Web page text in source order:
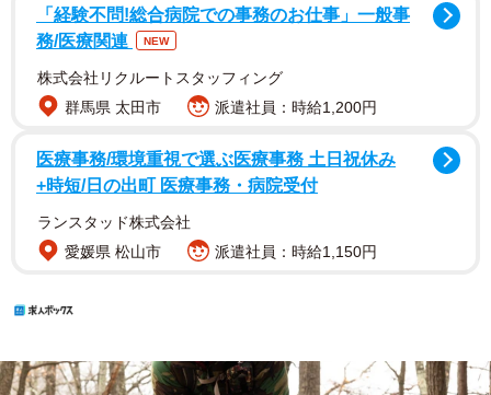
「経験不問!総合病院での事務のお仕事」一般事
務/医療関連
NEW
株式会社リクルートスタッフィング
群馬県 太田市
派遣社員：時給1,200円
医療事務/環境重視で選ぶ医療事務 土日祝休み
+時短/日の出町 医療事務・病院受付
ランスタッド株式会社
愛媛県 松山市
派遣社員：時給1,150円